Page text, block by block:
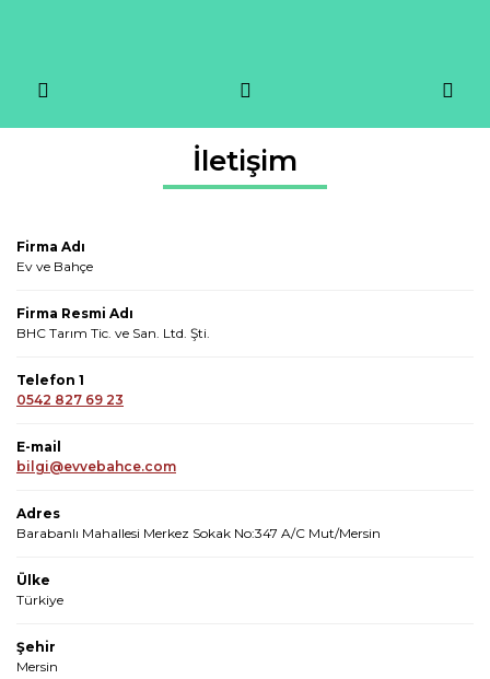
İletişim
Firma Adı
Ev ve Bahçe
Firma Resmi Adı
BHC Tarım Tic. ve San. Ltd. Şti.
Telefon 1
0542 827 69 23
E-mail
bilgi@evvebahce.com
Adres
Barabanlı Mahallesi Merkez Sokak No:347 A/C Mut/Mersin
Ülke
Türkiye
Şehir
Mersin